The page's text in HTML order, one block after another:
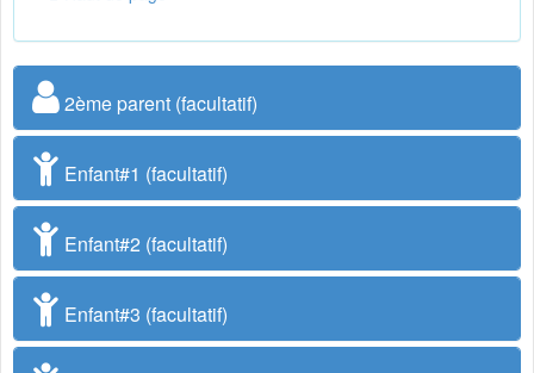
2ème parent (facultatif)
Enfant#1 (facultatif)
Enfant#2 (facultatif)
Enfant#3 (facultatif)